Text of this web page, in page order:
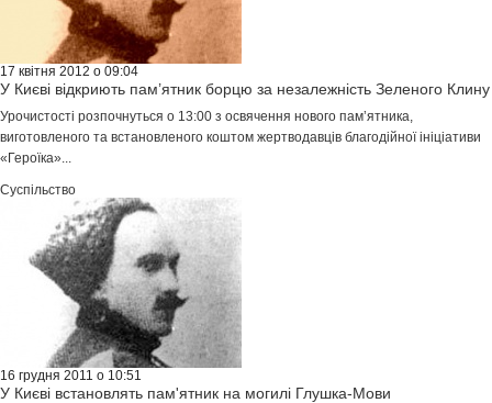
17 квітня 2012 о 09:04
У Києві відкриють пам’ятник борцю за незалежність Зеленого Клину
Урочистості розпочнуться о 13:00 з освячення нового пам’ятника,
виготовленого та встановленого коштом жертводавців благодійної ініціативи
«Героїка»...
Суспільство
16 грудня 2011 о 10:51
У Києві встановлять пам'ятник на могилі Глушка-Мови